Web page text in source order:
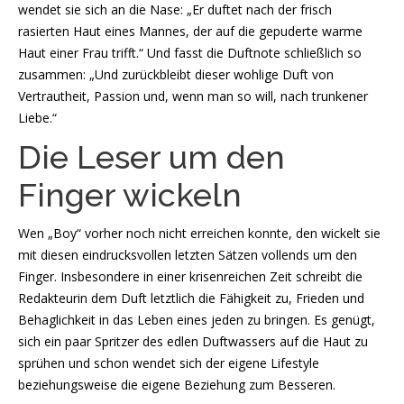
wendet sie sich an die Nase: „Er duftet nach der frisch
rasierten Haut eines Mannes, der auf die gepuderte warme
Haut einer Frau trifft.“ Und fasst die Duftnote schließlich so
zusammen: „Und zurückbleibt dieser wohlige Duft von
Vertrautheit, Passion und, wenn man so will, nach trunkener
Liebe.“
Die Leser um den
Finger wickeln
Wen „Boy“ vorher noch nicht erreichen konnte, den wickelt sie
mit diesen eindrucksvollen letzten Sätzen vollends um den
Finger. Insbesondere in einer krisenreichen Zeit schreibt die
Redakteurin dem Duft letztlich die Fähigkeit zu, Frieden und
Behaglichkeit in das Leben eines jeden zu bringen. Es genügt,
sich ein paar Spritzer des edlen Duftwassers auf die Haut zu
sprühen und schon wendet sich der eigene Lifestyle
beziehungsweise die eigene Beziehung zum Besseren.